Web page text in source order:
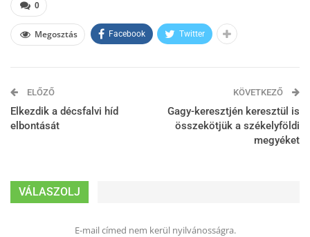
0
Megosztás Facebook Twitter
ELŐZŐ
Elkezdik a décsfalvi híd
elbontását
KÖVETKEZŐ
Gagy-keresztjén keresztül is
összekötjük a székelyföldi
megyéket
VÁLASZOLJ
E-mail címed nem kerül nyilvánosságra.